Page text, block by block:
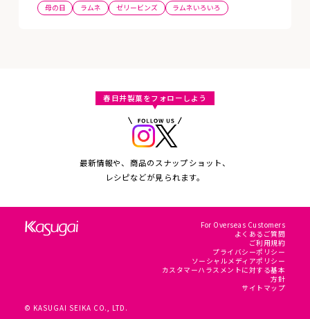
母の日 ラムネ ゼリービンズ ラムネいろいろ
春日井製菓をフォローしよう
最新情報や、商品のスナップショット、
レシピなどが見られます。
© KASUGAI SEIKA CO., LTD.
For Overseas Customers
よくあるご質問
ご利用規約
プライバシーポリシー
ソーシャルメディアポリシー
カスタマーハラスメントに対する基本
方針
サイトマップ